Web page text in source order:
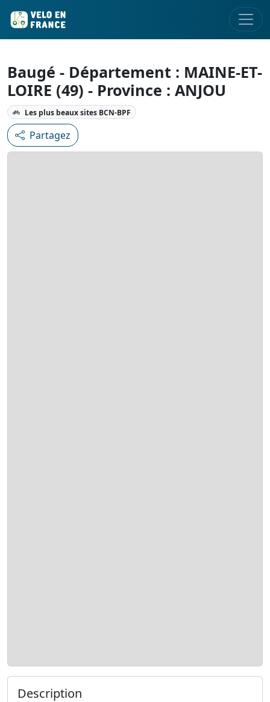
Baugé - Département : MAINE-ET-
LOIRE (49) - Province : ANJOU
Les plus beaux sites BCN-BPF
Partagez
Description